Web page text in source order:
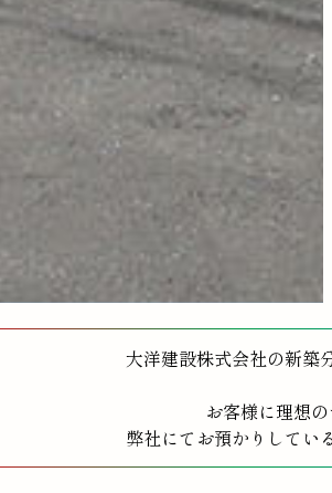
大洋建設株式会社の新築
お客様に理想
弊社にてお預かりしてい